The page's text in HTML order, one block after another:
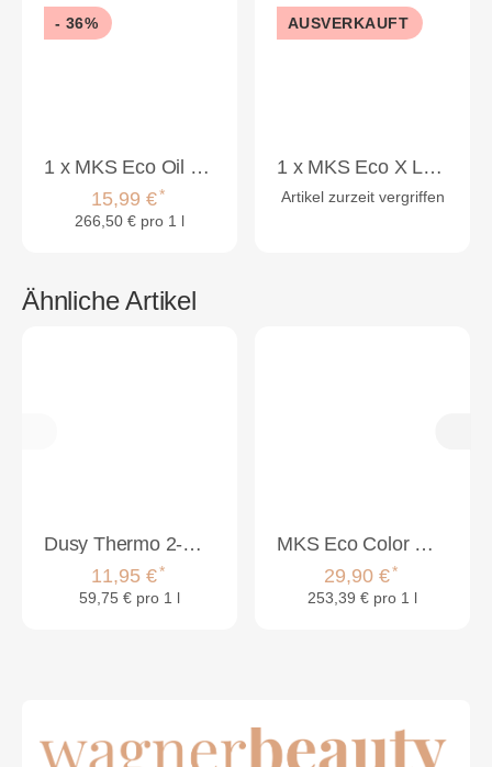
- 36%
1 x MKS Eco Oil Original 60ml
15,99 €*
266,50 € pro 1 l
AUSVERKAUFT
1 x MKS Eco X Leave-In Detangler High Tide 118ml
Artikel zurzeit vergriffen
Ähnliche Artikel
Dusy Thermo 2-Phase Conditioner 200ml
11,95 €*
59,75 € pro 1 l
MKS Eco Color Care Detangler Sunflower 118ml + Eco Oil Original
29,90 €*
253,39 € pro 1 l